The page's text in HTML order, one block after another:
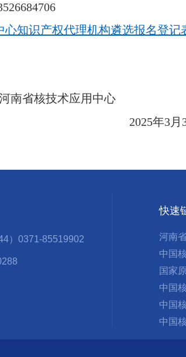
知识产权代理机构遴选报名登记
省核技术应用中心
2025年3月31
）0371-85519902
快速
河南
中国
国家
中国
中国
中国